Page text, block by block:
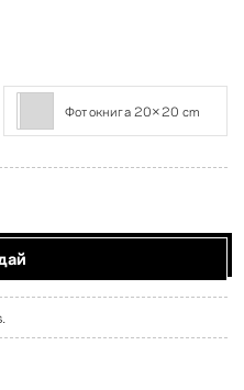
Фотокнига 20×20 cm